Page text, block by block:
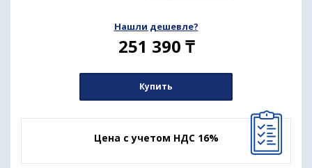
Нашли дешевле?
251 390 ₸
Купить
Цена с учетом НДС 16%